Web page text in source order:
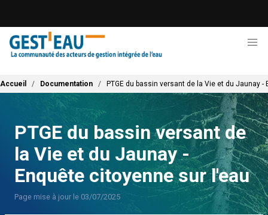
contenu
principal
Fil d'Ariane
Accueil Documentation PTGE du bassin versant de la Vie et du Jaunay
PTGE du bassin versant de
la Vie et du Jaunay -
Enquête citoyenne sur l'eau
Page mise à jour le 03/07/2025